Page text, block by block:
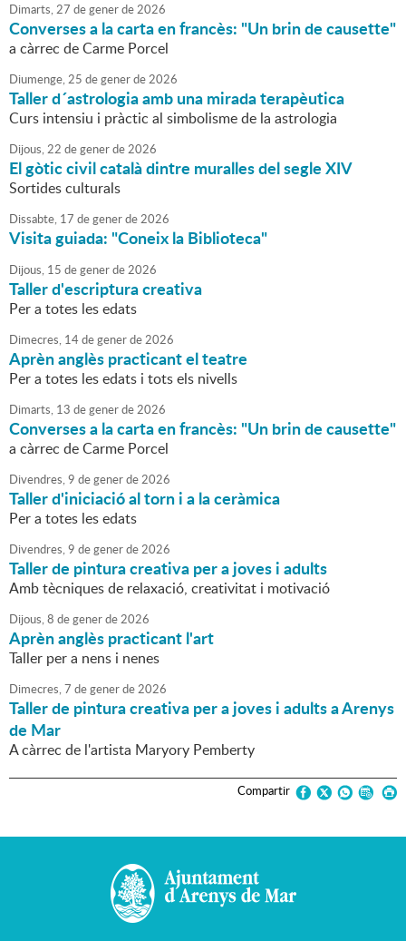
Dimarts,27 degenerde2026
Converses a la carta en francès: "Un brin de causette"
a càrrec de Carme Porcel
Diumenge,25 degenerde2026
Taller d´astrologia amb una mirada terapèutica
Curs intensiu i pràctic al simbolisme de la astrologia
Dijous,22 degenerde2026
El gòtic civil català dintre muralles del segle XIV
Sortides culturals
Dissabte, 17 degenerde2026
Visita guiada: "Coneix la Biblioteca"
Dijous, 15 degenerde2026
Taller d'escriptura creativa
Per a totes les edats
Dimecres, 14degenerde2026
Aprèn anglès practicant el teatre
Per a totes les edats i tots els nivells
Dimarts, 13 degenerde2026
Converses a la carta en francès: "Un brin de causette"
a càrrec de Carme Porcel
Divendres,9 degenerde2026
Taller d'iniciació al torn i a la ceràmica
Per a totes les edats
Divendres,9 degenerde2026
Taller de pintura creativa per a joves i adults
Amb tècniques de relaxació, creativitat i motivació
Dijous,8 degenerde2026
Aprèn anglès practicant l'art
Taller per a nens i nenes
Dimecres,7 degenerde2026
Taller de pintura creativa per a joves i adults a Arenys
de Mar
A càrrec de l'artista Maryory Pemberty
Compartir